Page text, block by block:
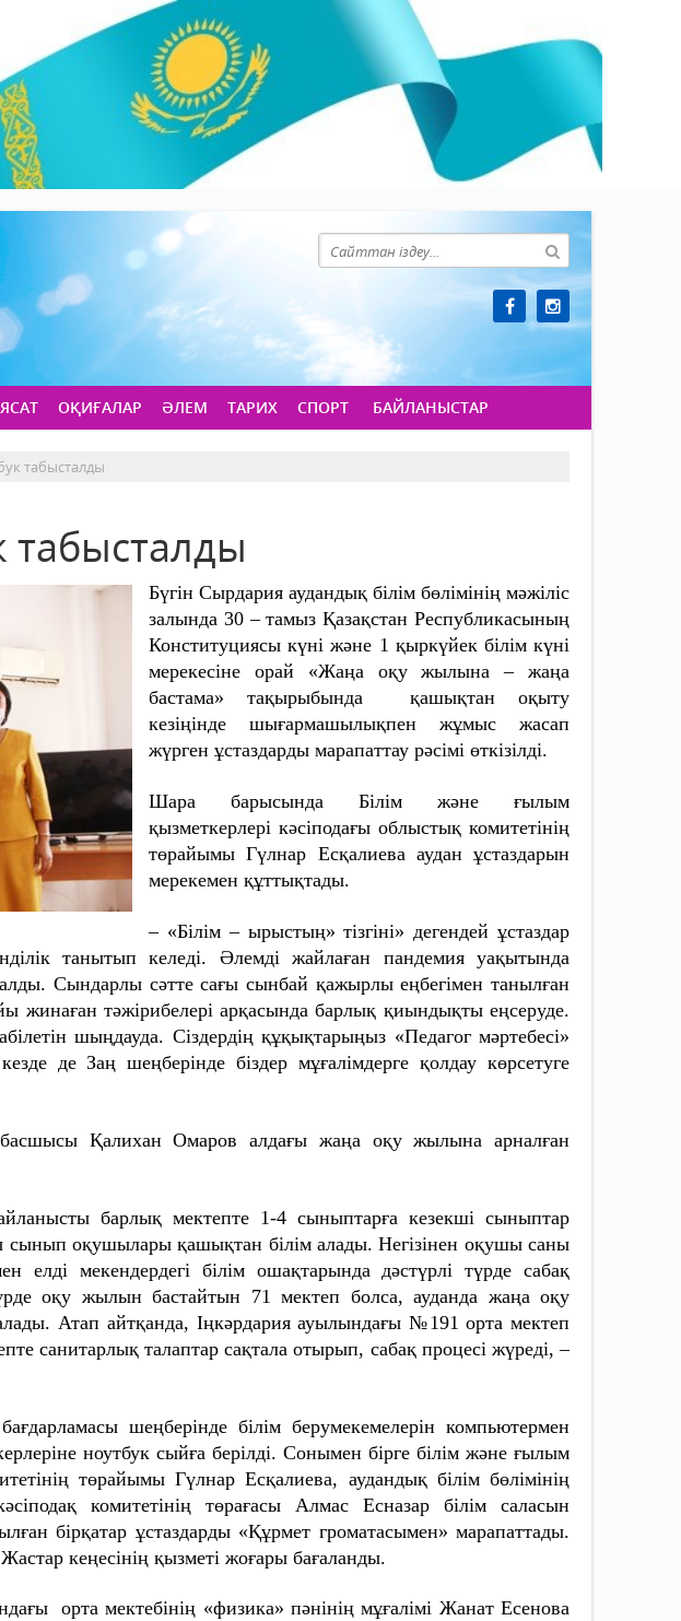
ОҚИҒАЛАР ӘЛЕМ ТАРИХ СПОРТ БАЙЛАНЫСТАР
табысталды
табысталды
Бүгін Сырдария аудандық білім бөлімінің мәжіліс
залында 30 – тамыз Қазақстан Республикасының
Конституциясы күні және 1 қыркүйек білім күні
мерекесіне орай «Жаңа оқу жылына – жаңа
бастама» тақырыбында қашықтан оқыту
кезіңінде шығармашылықпен жұмыс жасап
жүрген ұстаздарды марапаттау рәсімі өткізілді.
Шара барысында Білім және ғылым
қызметкерлері кәсіподағы облыстық комитетінің
төрайымы Гүлнар Есқалиева аудан ұстаздарын
мерекемен құттықтады.
– «Білім – ырыстың» тізгіні» дегендей ұстаздар
танытып келеді. Әлемді жайлаған пандемия уақытында
алды. Сындарлы сәтте сағы сынбай қажырлы еңбегімен танылған
жинаған тәжірибелері арқасында барлық қиындықты еңсеруде.
шыңдауда. Сіздердің құқықтарыңыз «Педагог мәртебесі»
де Заң шеңберінде біздер мұғалімдерге қолдау көрсетуге
басшысы Қалихан Омаров алдағы жаңа оқу жылына арналған
барлық мектепте 1-4 сыныптарға кезекші сыныптар
оқушылары қашықтан білім алады. Негізінен оқушы саны
елді мекендердегі білім ошақтарында дәстүрлі түрде сабақ
оқу жылын бастайтын 71 мектеп болса, ауданда жаңа оқу
Атап айтқанда, Іңкәрдария ауылындағы №191 орта мектеп
санитарлық талаптар сақтала отырып, сабақ процесі жүреді, –
шеңберінде білім берумекемелерін компьютермен
ноутбук сыйға берілді. Сонымен бірге білім және ғылым
төрайымы Гүлнар Есқалиева, аудандық білім бөлімінің
комитетінің төрағасы Алмас Есназар білім саласын
бірқатар ұстаздарды «Құрмет громатасымен» марапаттады.
кеңесінің қызметі жоғары бағаланды.
орта мектебінің «физика» пәнінің мұғалімі Жанат Есенова